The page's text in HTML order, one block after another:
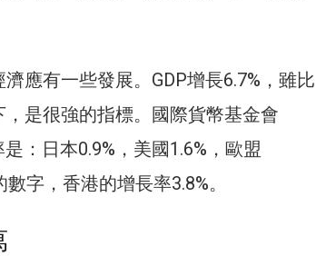
應有一些發展。GDP增長6.7%，雖比
是很強的指標。國際貨幣基金會
：日本0.9%，美國1.6%，歐盟
字，香港的增長率3.8%。